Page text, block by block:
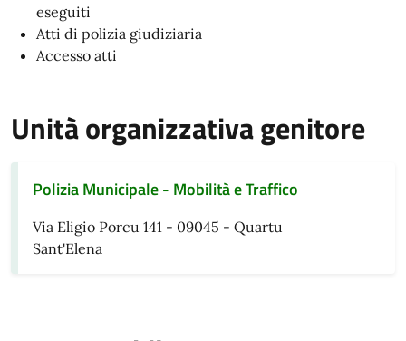
eseguiti
Atti di polizia giudiziaria
Accesso atti
Unità organizzativa genitore
Polizia Municipale - Mobilità e Traffico
Via Eligio Porcu 141 - 09045 - Quartu
Sant'Elena